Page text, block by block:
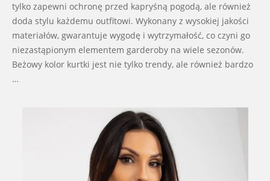
tylko zapewni ochronę przed kapryśną pogodą, ale również
doda stylu każdemu outfitowi. Wykonany z wysokiej jakości
materiałów, gwarantuje wygodę i wytrzymałość, co czyni go
niezastąpionym elementem garderoby na wiele sezonów.
Beżowy kolor kurtki jest nie tylko trendy, ale również bardzo
…